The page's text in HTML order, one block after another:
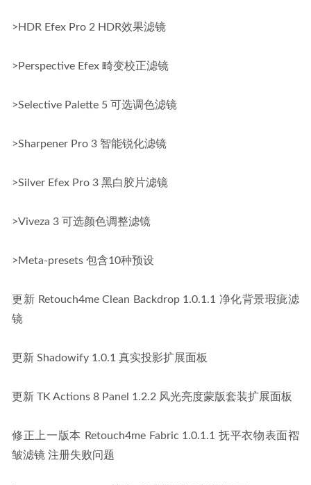
>HDR Efex Pro 2 HDR效果滤镜
>Perspective Efex 畸变校正滤镜
>Selective Palette 5 可选调色滤镜
>Sharpener Pro 3 智能锐化滤镜
>Silver Efex Pro 3 黑白胶片滤镜
>Viveza 3 可选颜色调整滤镜
>Meta-presets 包含10种预设
更新 Retouch4me Clean Backdrop 1.0.1.1 净化背景瑕疵滤
镜
更新 Shadowify 1.0.1 真实投影扩展面板
更新 TK Actions 8 Panel 1.2.2 风光亮度蒙版套装扩展面板
修正上一版本 Retouch4me Fabric 1.0.1.1 抚平衣物表面褶
皱滤镜 注册失败问题